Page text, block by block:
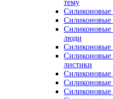
тему
Силиконовые
люди
Силиконовые
Силиконовые
листики
Силиконовые
Силиконовые
Силиконовые